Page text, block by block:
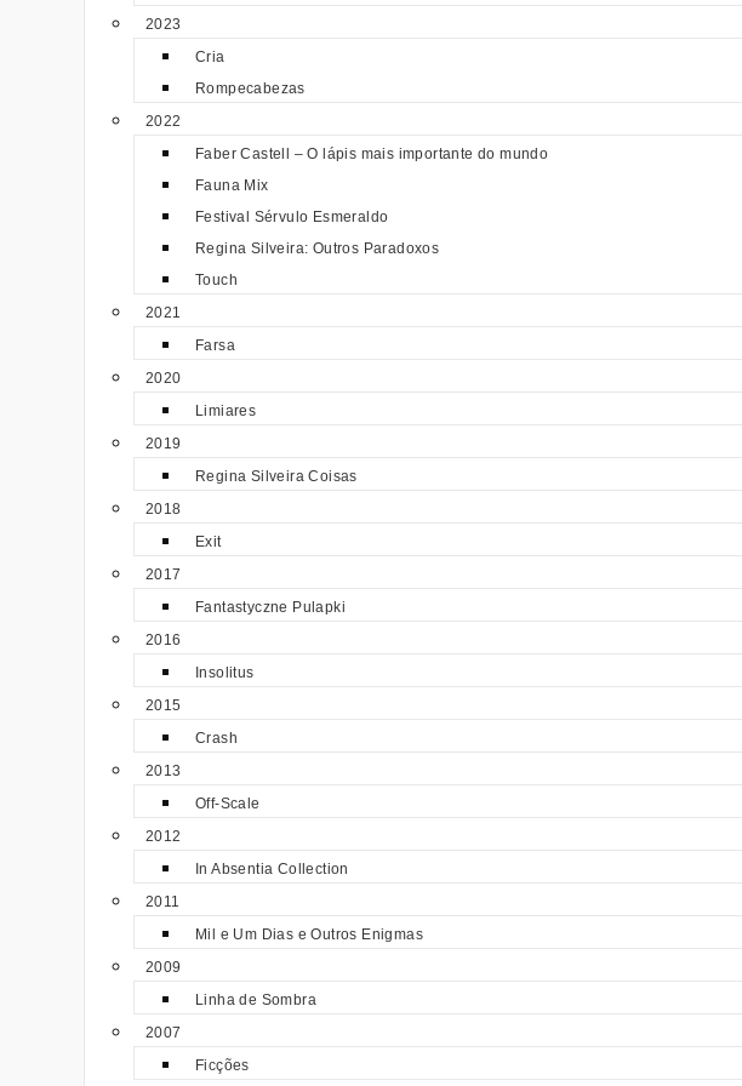
2023
Cria
Rompecabezas
2022
Faber Castell – O lápis mais importante do mundo
Fauna Mix
Festival Sérvulo Esmeraldo
Regina Silveira: Outros Paradoxos
Touch
2021
Farsa
2020
Limiares
2019
Regina Silveira Coisas
2018
Exit
2017
Fantastyczne Pulapki
2016
Insolitus
2015
Crash
2013
Off-Scale
2012
In Absentia Collection
2011
Mil e Um Dias e Outros Enigmas
2009
Linha de Sombra
2007
Ficções